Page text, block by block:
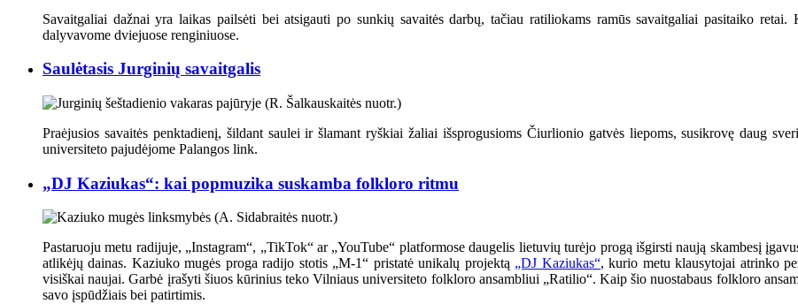
Savaitgaliai dažnai yra laikas pailsėti bei atsigauti po sunkių savaitės darbų, tačiau ratiliokams ramūs savaitgaliai pasitaiko
dalyvavome dviejuose renginiuose.
Saulėtasis Jurginių savaitgalis
Praėjusios savaitės penktadienį, šildant saulei ir šlamant ryškiai žaliai išsprogusioms Čiurlionio gatvės liepoms, susikrovę daug
universiteto pajudėjome Palangos link.
„DJ Kaziukas“: kai popmuzika suskamba folkloro ritmu
Pastaruoju metu radijuje, „Instagram“, „TikTok“ ar „YouTube“ platformose daugelis lietuvių turėjo progą išgirsti naują skambesį
atlikėjų dainas. Kaziuko mugės proga radijo stotis „M-1“ pristatė unikalų projektą „DJ Kaziukas“, kurio metu klausytojai atrinko
visiškai naujai. Garbė įrašyti šiuos kūrinius teko Vilniaus universiteto folkloro ansambliui „Ratilio“. Kaip šio nuostabaus folkloro
savo įspūdžiais bei patirtimis.